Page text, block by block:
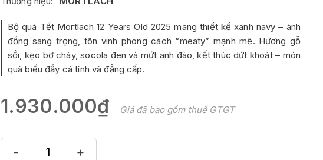
Bộ quà Tết Mortlach 12 Years Old 2025 mang thiết kế xanh navy – ánh
đồng sang trọng, tôn vinh phong cách “meaty” mạnh mẽ. Hương gỗ
sồi, kẹo bơ cháy, socola đen và mứt anh đào, kết thúc dứt khoát – món
quà biếu đầy cá tính và đẳng cấp.
1.930.000₫ Giá đã bao gồm thuế GTGT
- +